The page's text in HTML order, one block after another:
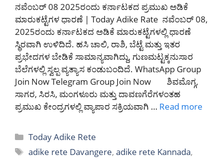
ನವೆಂಬರ್ 08 2025ರಂದು ಕರ್ನಾಟಕದ ಪ್ರಮುಖ ಅಡಿಕೆ
ಮಾರುಕಟ್ಟೆಗಳ ಧಾರಣೆ | Today Adike Rate ನವೆಂಬರ್ 08,
2025ರಂದು ಕರ್ನಾಟಕದ ಅಡಿಕೆ ಮಾರುಕಟ್ಟೆಗಳಲ್ಲಿ ಧಾರಣೆ
ಸ್ಥಿರವಾಗಿ ಉಳಿದಿದೆ. ಹಸಿ ಚಾಲಿ, ರಾಶಿ, ಬೆಟ್ಟೆ ಮತ್ತು ಇತರ
ಪ್ರಭೇದಗಳ ಬೇಡಿಕೆ ಸಾಮಾನ್ಯವಾಗಿದ್ದು, ಗುಣಮಟ್ಟಕ್ಕನುಸಾರ
ಬೆಲೆಗಳಲ್ಲಿ ಸ್ವಲ್ಪ ವ್ಯತ್ಯಾಸ ಕಂಡುಬಂದಿದೆ. WhatsApp Group
Join Now Telegram Group Join Now ಶಿವಮೊಗ್ಗ,
ಸಾಗರ, ಸಿರಸಿ, ಮಂಗಳೂರು ಮತ್ತು ದಾವಣಗೆರೆಗಳಂತಹ
ಪ್ರಮುಖ ಕೇಂದ್ರಗಳಲ್ಲಿ ವ್ಯಾಪಾರ ಸಕ್ರಿಯವಾಗಿ … Read more
Categories
Today Adike Rete
Tags
adike rete Davangere,adike rete Kannada,